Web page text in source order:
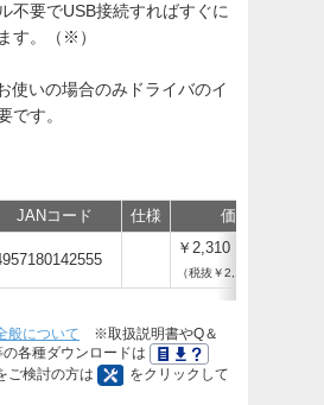
不要でUSB接続すればすぐに
す。（※）
使いの場合のみドライバのイ
です。
JANコード 仕様 価格
￥2,310
（税抜￥2,100）
般について ※取扱説明書やQ＆
各種ダウンロードは
ご検討の方は
をクリックして